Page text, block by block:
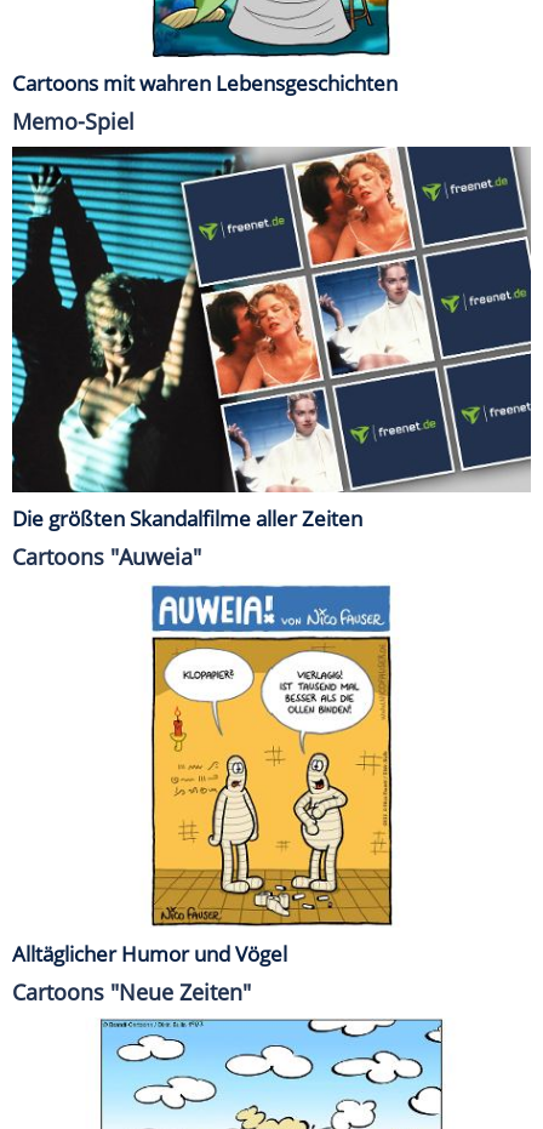
Cartoons mit wahren Lebensgeschichten
Memo-Spiel
Die größten Skandalfilme aller Zeiten
Cartoons "Auweia"
Alltäglicher Humor und Vögel
Cartoons "Neue Zeiten"